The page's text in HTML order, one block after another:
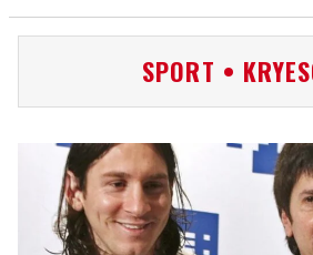
SPORT •